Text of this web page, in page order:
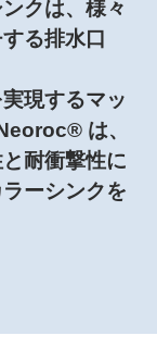
クは、様々
る排水口
現するマッ
は、
耐衝撃性に
ーシンクを